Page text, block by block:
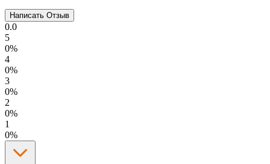
0.0
5
0%
4
0%
3
0%
2
0%
1
0%